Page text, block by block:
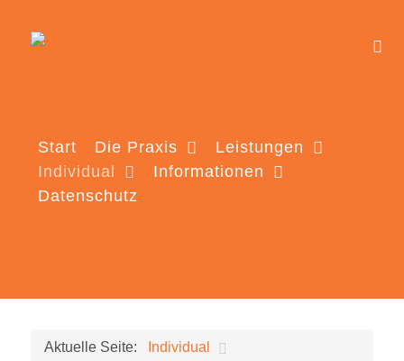
Start Die Praxis
Leistungen
Individual
Informationen
Datenschutz
Aktuelle Seite:
Individual